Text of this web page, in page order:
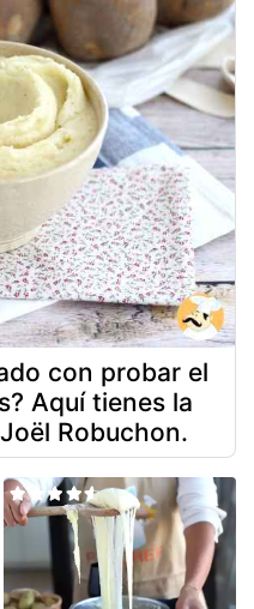
con probar el
Aquí tienes la
Robuchon.